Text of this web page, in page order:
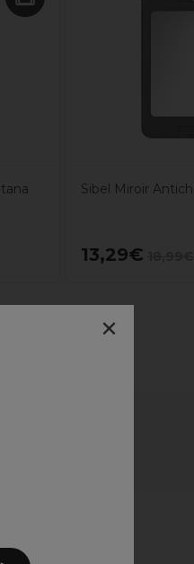
Sibel Miroir
13,29€
×